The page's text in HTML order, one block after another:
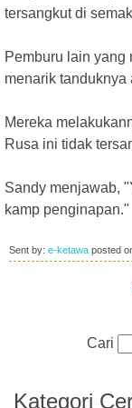
tersangkut di
Pemburu lain yang
menarik tanduknya
Mereka
Rusa ini tidak
Sandy menjawab,
kamp penginapan."
Sent by: e-ketawa posted
Cari
Kategori